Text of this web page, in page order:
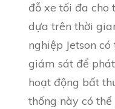
đỗ xe tối đa cho
dựa trên thời
nghiệp Jetson
giám sát để
hoạt động bất
thống này có